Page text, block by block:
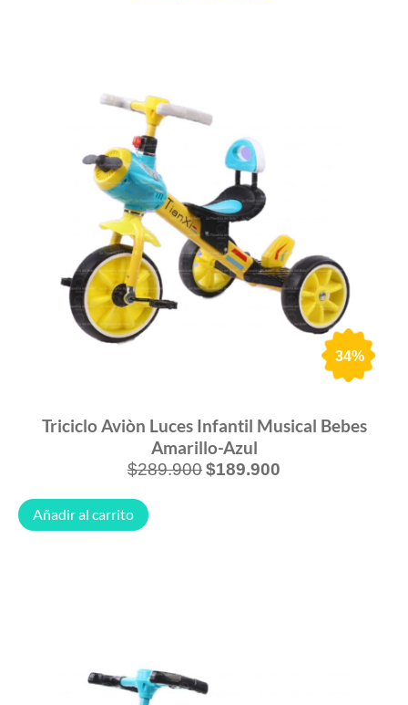
34%
Triciclo Aviòn Luces Infantil Musical Bebes
Amarillo-Azul
$289.900$189.900
Añadir al carrito